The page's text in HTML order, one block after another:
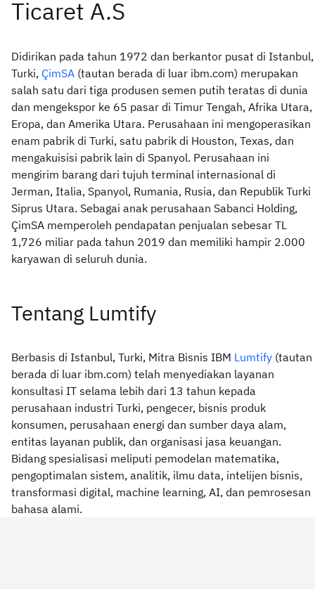
Didirikan pada tahun 1972 dan berkantor pusat di Istanbul,
Turki, ÇimSA (tautan berada di luar ibm.com) merupakan
salah satu dari tiga produsen semen putih teratas di dunia
dan mengekspor ke 65 pasar di Timur Tengah, Afrika Utara,
Eropa, dan Amerika Utara. Perusahaan ini mengoperasikan
enam pabrik di Turki, satu pabrik di Houston, Texas, dan
mengakuisisi pabrik lain di Spanyol. Perusahaan ini
mengirim barang dari tujuh terminal internasional di
Jerman, Italia, Spanyol, Rumania, Rusia, dan Republik Turki
Siprus Utara. Sebagai anak perusahaan Sabanci Holding,
ÇimSA memperoleh pendapatan penjualan sebesar TL
1,726 miliar pada tahun 2019 dan memiliki hampir 2.000
karyawan di seluruh dunia.
Tentang Lumtify
Berbasis di Istanbul, Turki, Mitra Bisnis IBM Lumtify (tautan
berada di luar ibm.com) telah menyediakan layanan
konsultasi IT selama lebih dari 13 tahun kepada
perusahaan industri Turki, pengecer, bisnis produk
konsumen, perusahaan energi dan sumber daya alam,
entitas layanan publik, dan organisasi jasa keuangan.
Bidang spesialisasi meliputi pemodelan matematika,
pengoptimalan sistem, analitik, ilmu data, intelijen bisnis,
transformasi digital, machine learning, AI, dan pemrosesan
bahasa alami.